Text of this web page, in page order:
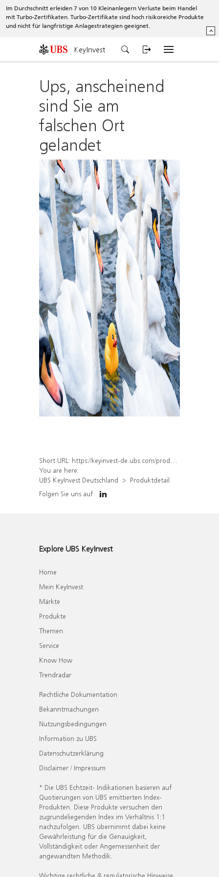
Im Durchschnitt erleiden 7 von 10 Kleinanlegern Verluste beim Handel
mit Turbo-Zertifikaten. Turbo-Zertifikate sind hoch risikoreiche Produkte
und nicht für langfristige Anlagestrategien geeignet.
^
KeyInvest
Ups, anscheinend
sind Sie am
falschen Ort
gelandet
Short URL: https://keyinvest-de.ubs.com/produkt/detail/index/isin/DE000UK3CE01
You are here:
UBS KeyInvest Deutschland
Produktdetail
Folgen Sie uns auf
Explore UBS KeyInvest
Home
Mein KeyInvest
Märkte
Produkte
Themen
Service
Know How
Trendradar
Rechtliche Dokumentation
Bekanntmachungen
Nutzungsbedingungen
Information zu UBS
Datenschutzerklärung
Disclaimer / Impressum
* Die UBS Echtzeit- Indikationen basieren auf
Quotierungen von UBS emittierten Index-
Produkten. Diese Produkte versuchen den
zugrundeliegenden Index im Verhältnis 1:1
nachzufolgen. UBS übernimmt dabei keine
Gewährleistung für die Genauigkeit,
Vollständigkeit oder Angemessenheit der
angewandten Methodik.